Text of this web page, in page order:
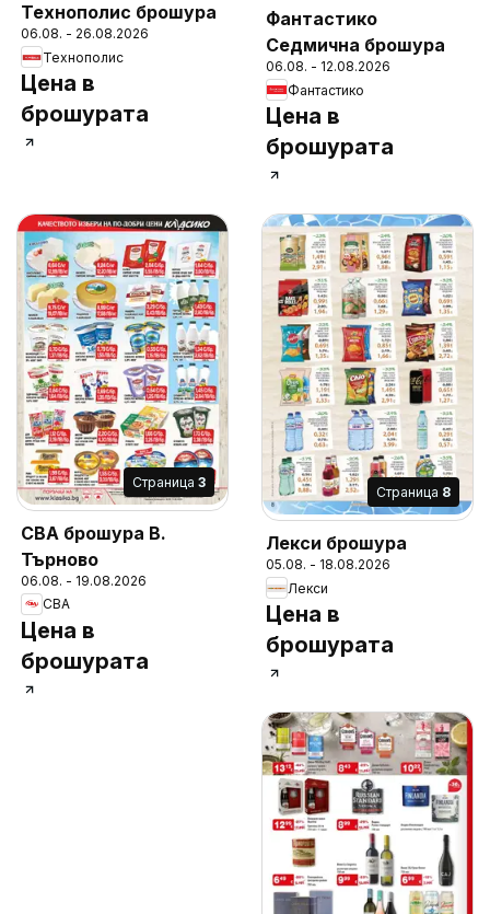
Технополис брошура
06.08. - 26.08.2026
Технополис
Цена в
брошурата
Фантастико
Седмична брошура
06.08. - 12.08.2026
Фантастико
Цена в
брошурата
Cтраница 3
CBA брошура В.
Търново
06.08. - 19.08.2026
CBA
Цена в
брошурата
Cтраница 8
Лекси брошура
05.08. - 18.08.2026
Лекси
Цена в
брошурата